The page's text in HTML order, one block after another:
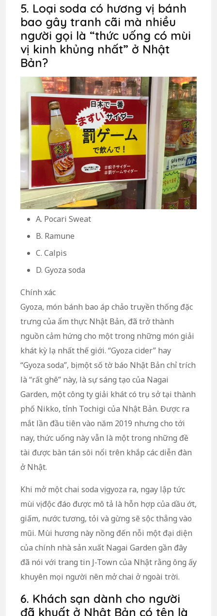
5. Loại soda có hương vị bánh
bao gây tranh cãi mà nhiều
người gọi là “thức uống có mùi
vị kinh khủng nhất” ở Nhật
Bản?
A. Pocari Sweat
B. Ramune
C. Calpis
D. Gyoza soda
Chính xác
Gyoza, món bánh bao áp chảo truyền thống đặc
trưng của ẩm thực Nhật Bản, đã trở thành
nguồn cảm hứng cho một trong những món giải
khát kỳ lạ nhất thế giới. “Gyoza cider” hay
“Gyoza soda”, bị một số tờ báo Nhật Bản chỉ trích
là “rất ghê” này, là sự sáng tạo của Nagai
Garden, một công ty giải khát có trụ sở tại thành
phố Nikko, tỉnh Tochigi của Nhật Bản. Được ra
mắt lần đầu tiên vào năm 2019 nhưng cho tới
nay, thức uống này vẫn là một trong những đề
tài được bàn tán sôi nổi trên khắp các diễn đàn
ở Nhật.
Khi mở một chai soda vị gyoza ra, ngay lập tức
mùi vị độc đáo được mô tả là hỗn hợp của dầu ớt,
giấm, nước tương, tỏi và gừng sẽ sộc thẳng vào
mũi. Mùi hương này nồng đến nỗi một đại diện
của chính nhà sản xuất Nagai Garden gần đây
đã nói với trang tin J-Town của Nhật rằng ông ấy
khuyên mọi người nên mở chai ở ngoài trời.
6. Khách sạn dành cho người
đã khuất ở Nhật Bản có tên là